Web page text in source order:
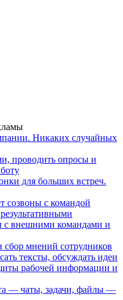
Никаких случайных
проводить опросы и
для больших встреч.
созвоны с командой
с внешними командами и
мнений сотрудников
тексты, обсуждать идеи
рабочей информации и
— чаты, задачи, файлы —